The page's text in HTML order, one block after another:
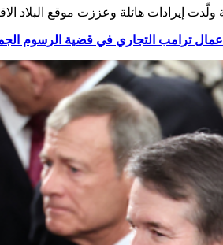
إيرادات هائلة وعززت موقع البلاد
ترامب التجاري في قضية الرسوم